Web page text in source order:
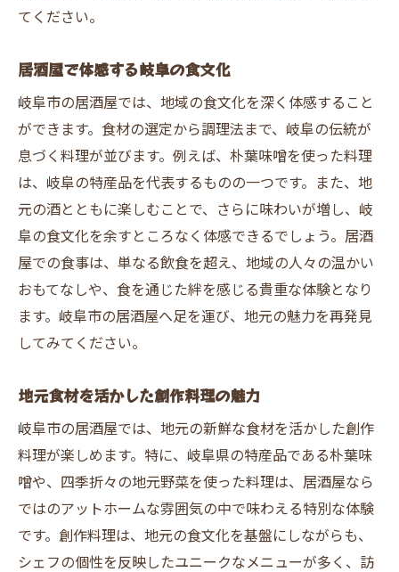
地元特産品が楽しめる岐阜市の居酒屋巡り
岐阜市の特産品を堪能する居酒屋
居酒屋で味わう岐阜の特産品の数々
特産品で彩る居酒屋巡りの旅
岐阜市の特産品を知る居酒屋での一夜
地元自慢の特産品を楽しむ居酒屋
新しい味覚を探し求める居酒屋巡り
未知の味に出会う岐阜市の居酒屋
岐阜市での居酒屋体験がもたらす驚き
居酒屋での新たな味覚の発見
岐阜市の居酒屋で開く新しい味の扉
てください。
居酒屋で体感する岐阜の食文化
岐阜市の居酒屋では、地域の食文化を深く体感すること
ができます。食材の選定から調理法まで、岐阜の伝統が
息づく料理が並びます。例えば、朴葉味噌を使った料理
は、岐阜の特産品を代表するものの一つです。また、地
元の酒とともに楽しむことで、さらに味わいが増し、岐
阜の食文化を余すところなく体感できるでしょう。居酒
屋での食事は、単なる飲食を超え、地域の人々の温かい
おもてなしや、食を通じた絆を感じる貴重な体験となり
ます。岐阜市の居酒屋へ足を運び、地元の魅力を再発見
してみてください。
地元食材を活かした創作料理の魅力
岐阜市の居酒屋では、地元の新鮮な食材を活かした創作
料理が楽しめます。特に、岐阜県の特産品である朴葉味
噌や、四季折々の地元野菜を使った料理は、居酒屋なら
ではのアットホームな雰囲気の中で味わえる特別な体験
です。創作料理は、地元の食文化を基盤にしながらも、
シェフの個性を反映したユニークなメニューが多く、訪